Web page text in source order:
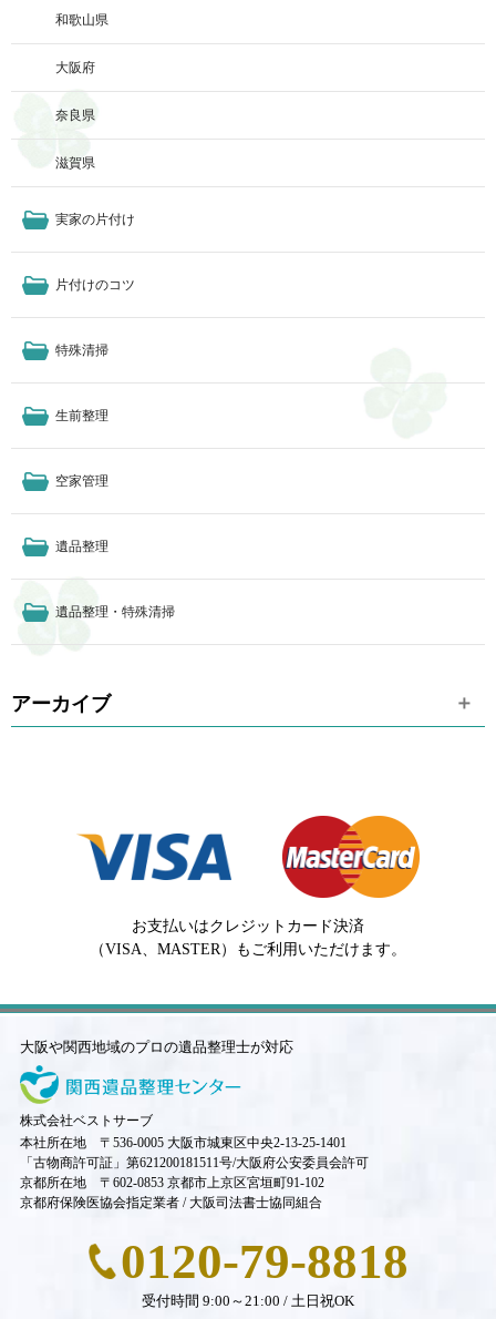
和歌山県
大阪府
奈良県
滋賀県
実家の片付け
片付けのコツ
特殊清掃
生前整理
空家管理
遺品整理
遺品整理・特殊清掃
アーカイブ
お支払いはクレジットカード決済
（VISA、MASTER）もご利用いただけます。
大阪や関西地域のプロの遺品整理士が対応
株式会社ベストサーブ
本社所在地 〒536-0005 大阪市城東区中央2-13-25-1401
「古物商許可証」第621200181511号/大阪府公安委員会許可
京都所在地 〒602-0853 京都市上京区宮垣町91-102
京都府保険医協会指定業者 / 大阪司法書士協同組合
0120-79-8818
受付時間 9:00～21:00 / 土日祝OK